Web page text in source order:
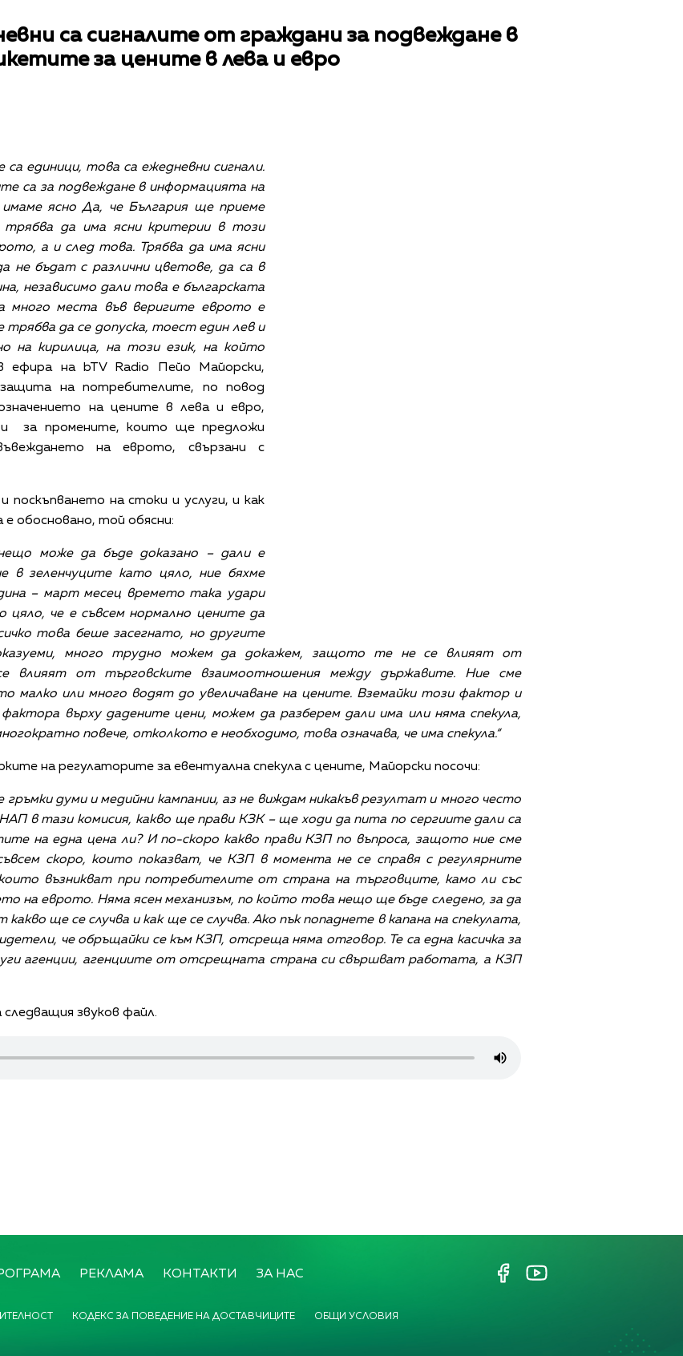
са сигналите от граждани за подвеждане в
за цените в лева и евро
са единици, това са ежедневни сигнали.
са за подвеждане в информацията на
ясно Да, че България ще приеме
да има ясни критерии в този
а и след това. Трябва да има ясни
не бъдат с различни цветове, да са в
независимо дали това е българската
много места във веригите еврото е
да се допуска, тоест един лев и
на кирилица, на този език, на който
на bTV Radio Пейо Майорски,
на потребителите, по повод
на цените в лева и евро,
и за промените, които ще предложи
на еврото, свързани с
на стоки и услуги, и как
обосновано, той обясни:
може да бъде доказано – дали е
в зеленчуците като цяло, ние бяхме
– март месец времето така удари
че е съвсем нормално цените да
това беше засегнато, но другите
много трудно можем да докажем, защото те не се влияят от
влияят от търговските взаимоотношения между държавите. Ние сме
малко или много водят до увеличаване на цените. Вземайки този фактор и
върху дадените цени, можем да разберем дали има или няма спекула,
повече, отколкото е необходимо, това означава, че има спекула.“
на регулаторите за евентуална спекула с цените, Майорски посочи:
думи и медийни кампании, аз не виждам никакъв резултат и много често
в тази комисия, какво ще прави КЗК – ще ходи да пита по сергиите дали са
на една цена ли? И по-скоро какво прави КЗП по въпроса, защото ние сме
скоро, които показват, че КЗП в момента не се справя с регулярните
възникват при потребителите от страна на търговците, камо ли със
на еврото. Няма ясен механизъм, по който това нещо ще бъде следено, за да
ще се случва и как ще се случва. Ако пък попаднете в капана на спекулата,
че обръщайки се към КЗП, отсреща няма отговор. Те са една касичка за
агенции, агенциите от отсрещната страна си свършват работата, а КЗП
звуков файл.
РЕКЛАМА КОНТАКТИ ЗА НАС
КОДЕКС ЗА ПОВЕДЕНИЕ НА ДОСТАВЧИЦИТЕ ОБЩИ УСЛОВИЯ